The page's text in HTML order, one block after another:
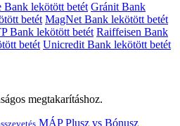
Bank lekötött betét Gránit Bank
betét MagNet Bank lekötött betét
Bank lekötött betét Raiffeisen Bank
betét Unicredit Bank lekötött betét
megtakarításhoz.
MÁP Plusz vs Bónusz